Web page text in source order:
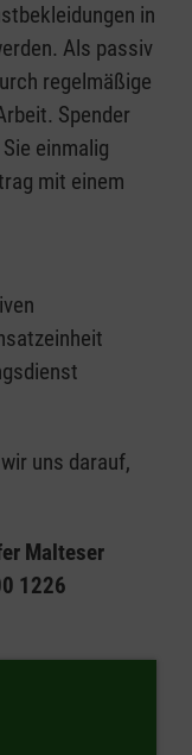
in
Als passiv
regelmäßige
Spender
einmalig
mit einem
uns darauf,
Malteser
1226